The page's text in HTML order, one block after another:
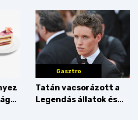
Gasztro
Tatán vacsorázott a
Legendás állatok és